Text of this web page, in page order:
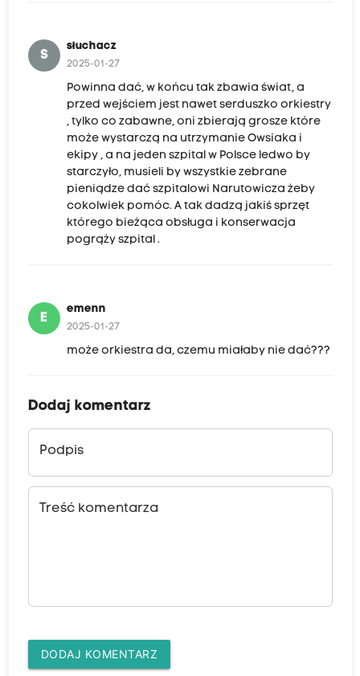
S
słuchacz
2025-01-27
Powinna dać, w końcu tak zbawia świat, a
przed wejściem jest nawet serduszko orkiestry
, tylko co zabawne, oni zbierają grosze które
może wystarczą na utrzymanie Owsiaka i
ekipy , a na jeden szpital w Polsce ledwo by
starczyło, musieli by wszystkie zebrane
pieniądze dać szpitalowi Narutowicza żeby
cokolwiek pomóc. A tak dadzą jakiś sprzęt
którego bieżąca obsługa i konserwacja
pogrąży szpital .
E
emenn
2025-01-27
może orkiestra da, czemu miałaby nie dać???
Dodaj komentarz
Podpis
Treść komentarza
DODAJ KOMENTARZ